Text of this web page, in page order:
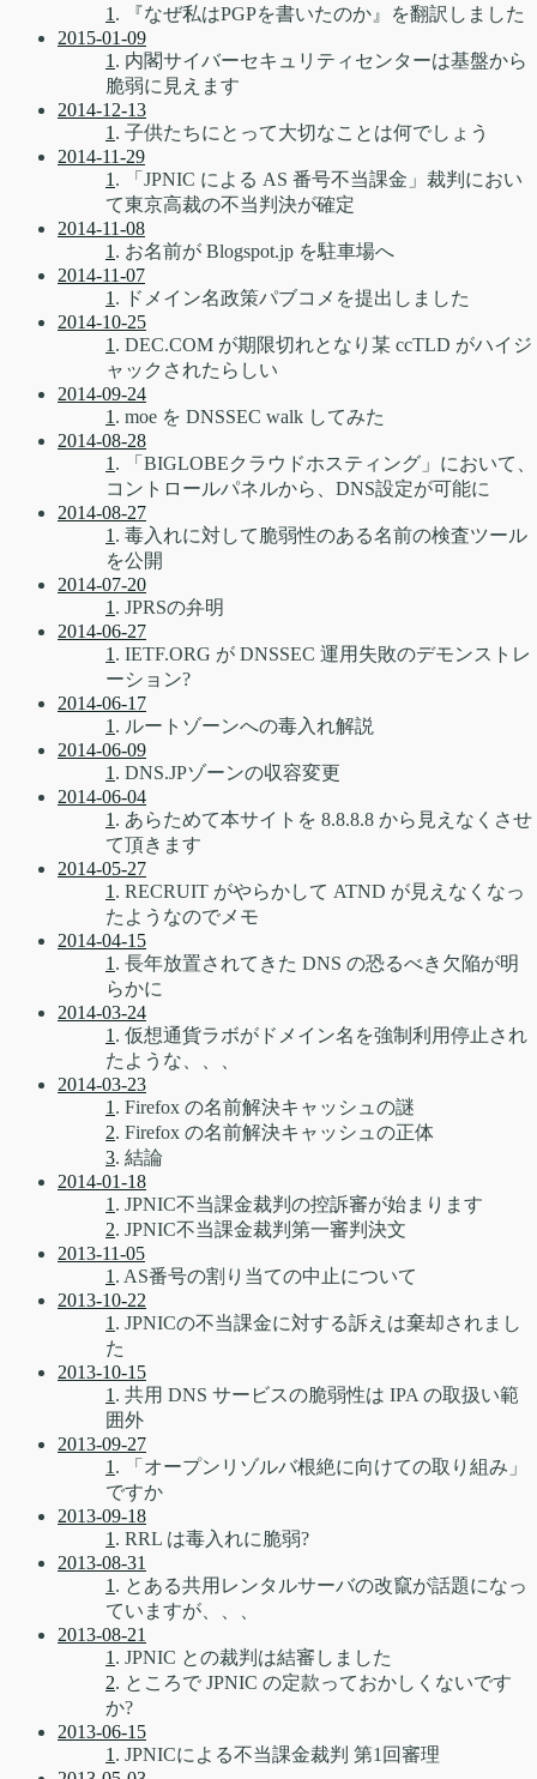
1 . 『なぜ私はPGPを書いたのか』を翻訳しました
2015-01-09
1 . 内閣サイバーセキュリティセンターは基盤から
脆弱に見えます
2014-12-13
1 . 子供たちにとって大切なことは何でしょう
2014-11-29
1 . 「JPNIC による AS 番号不当課金」裁判におい
て東京高裁の不当判決が確定
2014-11-08
1 . お名前が Blogspot.jp を駐車場へ
2014-11-07
1 . ドメイン名政策パブコメを提出しました
2014-10-25
1 . DEC.COM が期限切れとなり某 ccTLD がハイジ
ャックされたらしい
2014-09-24
1 . moe を DNSSEC walk してみた
2014-08-28
1 . 「BIGLOBEクラウドホスティング」において、
コントロールパネルから、DNS設定が可能に
2014-08-27
1 . 毒入れに対して脆弱性のある名前の検査ツール
を公開
2014-07-20
1 . JPRSの弁明
2014-06-27
1 . IETF.ORG が DNSSEC 運用失敗のデモンストレ
ーション?
2014-06-17
1 . ルートゾーンへの毒入れ解説
2014-06-09
1 . DNS.JPゾーンの収容変更
2014-06-04
1 . あらためて本サイトを 8.8.8.8 から見えなくさせ
て頂きます
2014-05-27
1 . RECRUIT がやらかして ATND が見えなくなっ
たようなのでメモ
2014-04-15
1 . 長年放置されてきた DNS の恐るべき欠陥が明
らかに
2014-03-24
1 . 仮想通貨ラボがドメイン名を強制利用停止され
たような、、、
2014-03-23
1 . Firefox の名前解決キャッシュの謎
2. Firefox の名前解決キャッシュの正体
3. 結論
2014-01-18
1 . JPNIC不当課金裁判の控訴審が始まります
2. JPNIC不当課金裁判第一審判決文
2013-11-05
1 . AS番号の割り当ての中止について
2013-10-22
1 . JPNICの不当課金に対する訴えは棄却されまし
た
2013-10-15
1 . 共用 DNS サービスの脆弱性は IPA の取扱い範
囲外
2013-09-27
1 . 「オープンリゾルバ根絶に向けての取り組み」
ですか
2013-09-18
1 . RRL は毒入れに脆弱?
2013-08-31
1 . とある共用レンタルサーバの改竄が話題になっ
ていますが、、、
2013-08-21
1 . JPNIC との裁判は結審しました
2. ところで JPNIC の定款っておかしくないです
か?
2013-06-15
1 . JPNICによる不当課金裁判 第1回審理